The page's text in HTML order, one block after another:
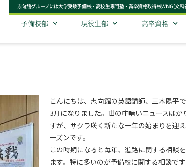
志向館グループには大学受験予備校・高校生専門塾・高卒資格取得校WING(文
予備校部 現役生部 高卒資格
こんにちは、志向館の英語講師、三木陽平で
3月になりました。世の中暗いニュースばか
すが、サクラ咲く新たな一年の始まりを迎
ーズンです。
この時期になると毎年、進路に関する相談
ます。特に多いのが予備校に関する相談です